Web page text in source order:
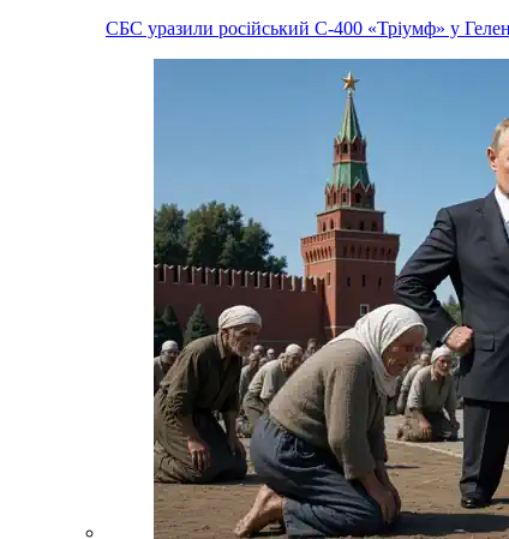
СБС уразили російський С-400 «Тріумф» у